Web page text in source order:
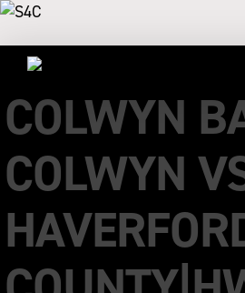
COLWYN
COLWYN